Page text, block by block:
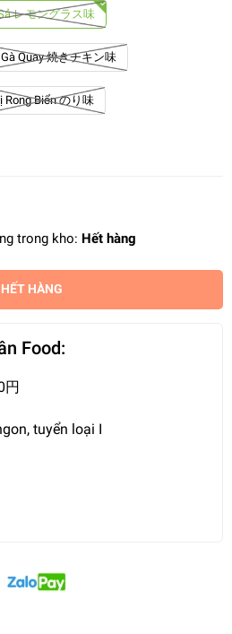
レモングラス味
Quay 焼きチキン味
Rong Biển のり味
trong kho: Hết hàng
HẾT HÀNG
Food:
円
tuyển loại I